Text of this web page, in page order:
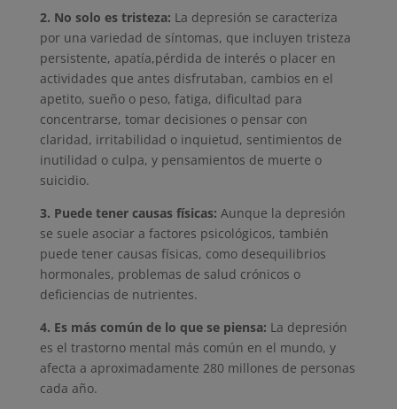
2. No solo es tristeza: La depresión se caracteriza
por una variedad de síntomas, que incluyen tristeza
persistente, apatía,pérdida de interés o placer en
actividades que antes disfrutaban, cambios en el
apetito, sueño o peso, fatiga, dificultad para
concentrarse, tomar decisiones o pensar con
claridad, irritabilidad o inquietud, sentimientos de
inutilidad o culpa, y pensamientos de muerte o
suicidio.
3. Puede tener causas físicas: Aunque la depresión
se suele asociar a factores psicológicos, también
puede tener causas físicas, como desequilibrios
hormonales, problemas de salud crónicos o
deficiencias de nutrientes.
4. Es más común de lo que se piensa: La depresión
es el trastorno mental más común en el mundo, y
afecta a aproximadamente 280 millones de personas
cada año.